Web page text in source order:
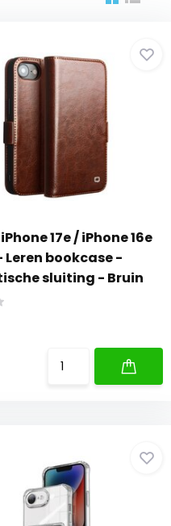
17e / iPhone 16e
Leren bookcase -
sluiting - Bruin